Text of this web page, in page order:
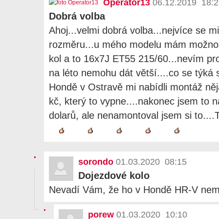
Operator13 06.12.2019
Dobrá volba
Ahoj...velmi dobrá volba...nejvíce se
rozměru...u mého modelu mám
kol a to 16x7J ET55 215/60...nevím
na léto nemohu dát větší....co se týká
Hondě v Ostravě mi nabídli montáž
kč, který to vypne....nakonec jsem to
dolarů, ale nenamontoval jsem si
sorondo 01.03.2020 08:15
Dojezdové kolo
Nevadí Vám, že ho v Hondě HR-V
porew 01.03.2020 10:10